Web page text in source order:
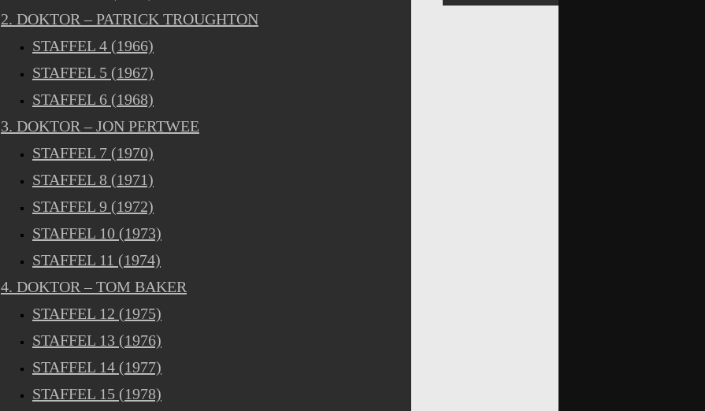
2. DOKTOR – PATRICK TROUGHTON
STAFFEL 4 (1966)
STAFFEL 5 (1967)
STAFFEL 6 (1968)
3. DOKTOR – JON PERTWEE
STAFFEL 7 (1970)
STAFFEL 8 (1971)
STAFFEL 9 (1972)
STAFFEL 10 (1973)
STAFFEL 11 (1974)
4. DOKTOR – TOM BAKER
STAFFEL 12 (1975)
STAFFEL 13 (1976)
STAFFEL 14 (1977)
STAFFEL 15 (1978)